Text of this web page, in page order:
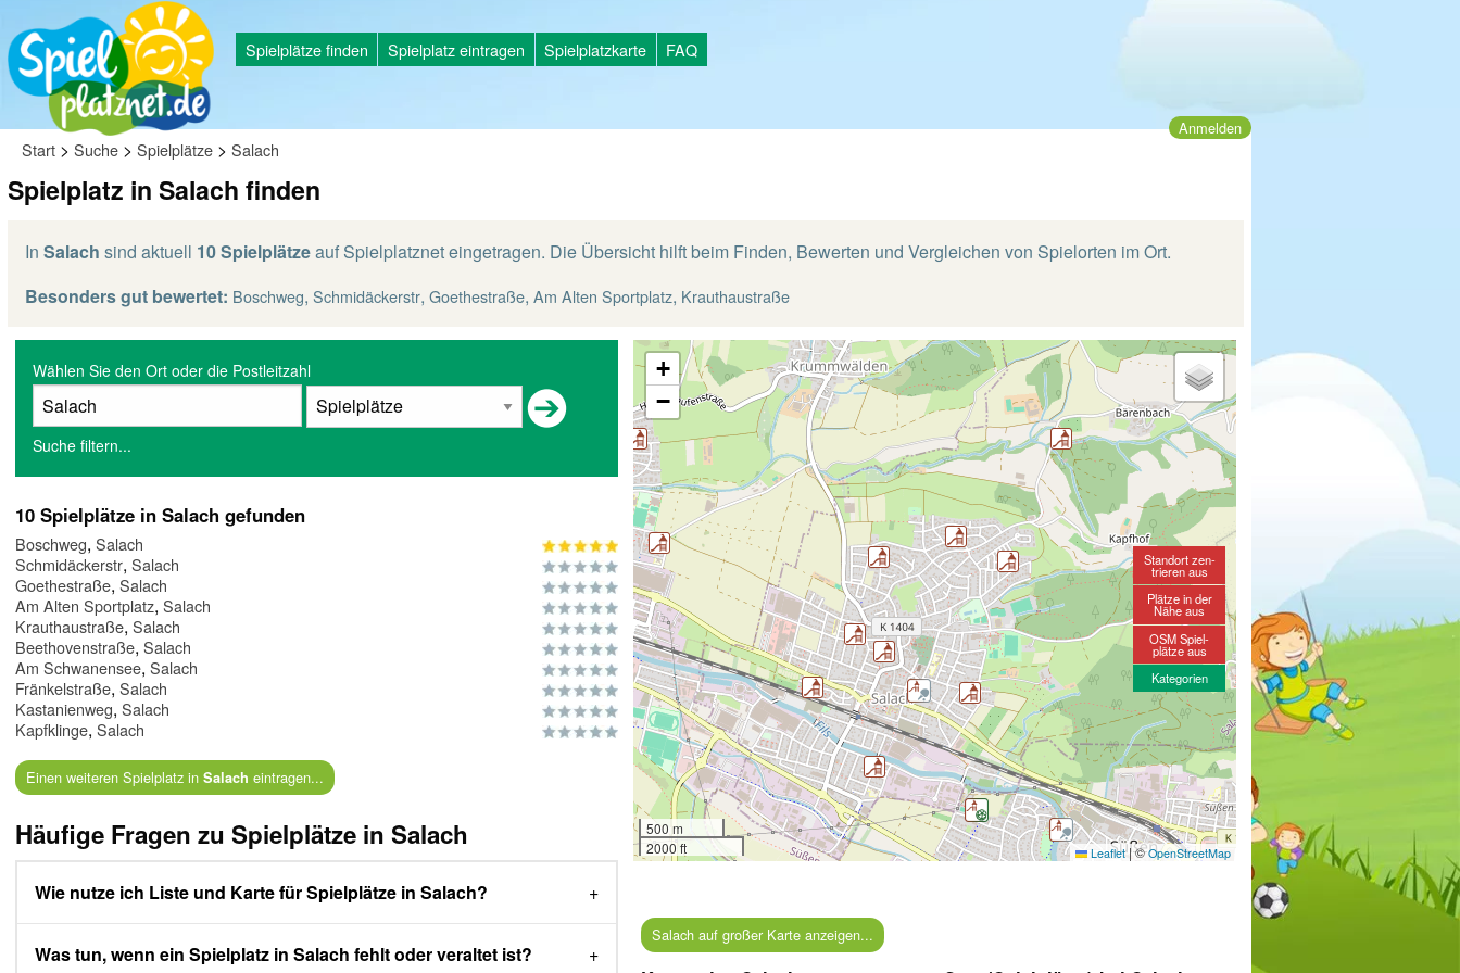
Spielplätze finden Spielplatz eintragen Spielplatzkarte FAQ
Anmelden
Start > Suche > Spielplätze > Salach
Spielplatz in Salach finden
In Salach sind aktuell 10 Spielplätzeauf Spielplatznet eingetragen. Die Übersicht hilft beim Finden, Bewerten und Vergleichen von Spielorten im Ort.
Besonders gut bewertet: Boschweg, Schmidäckerstr, Goethestraße, Am Alten Sportplatz, Krauthaustraße
Wählen Sie den Ort oder die Postleitzahl
Suche filtern...
10 Spielplätze in Salach gefunden
Boschweg, Salach
Schmidäckerstr, Salach
Goethestraße, Salach
Am Alten Sportplatz, Salach
Krauthaustraße, Salach
Beethovenstraße, Salach
Am Schwanensee, Salach
Fränkelstraße, Salach
Kastanienweg, Salach
Kapfklinge, Salach
Einen weiteren Spielplatz in Salach eintragen...
Häufige Fragen zu Spielplätze in Salach
Wie nutze ich Liste und Karte für Spielplätze in Salach?
Was tun, wenn ein Spielplatz in Salach fehlt oder veraltet ist?
+
−
500 m
2000 ft
Leaflet |©OpenStreetMap
Standort zen-
trieren aus
Plätze in der
Nähe aus
OSM Spiel-
plätze aus
Kategorien
Salach auf großer Karte anzeigen...